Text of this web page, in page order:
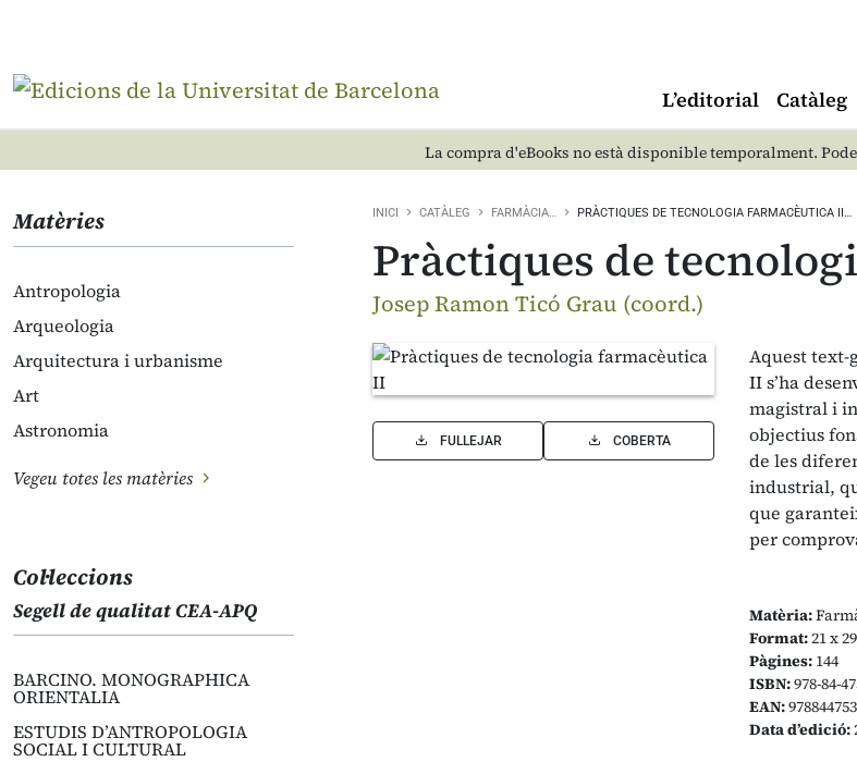
L’editorial Catàleg
La compra d'eBooks no està disponible temporalment.
Matèries
Antropologia
Arqueologia
Arquitectura i urbanisme
Art
Astronomia
Vegeu totes les matèries
Col·leccions
Segell de qualitat CEA-APQ
BARCINO. MONOGRAPHICA
ORIENTALIA
ESTUDIS D’ANTROPOLOGIA
SOCIAL I CULTURAL
INICI CATÀLEG FARMÀCIA… PRÀCTIQUES DE TECNOLOGIA FARMACÈUTICA II…
Pràctiques de
Josep Ramon Ticó Grau (coord.)
FULLEJAR COBERTA
Aquest text-
II s’ha
magistral i
objectius
de les
industrial,
que
per
Matèria:
Format:21 x
Pàgines: 144
ISBN:978-84-
EAN:
Data d’edició: